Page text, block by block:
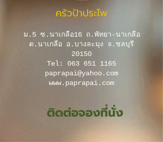
ครัวป้าประไพ
ม.5 ซ.นาเกลือ16 ถ.พัทยา-นาเกลือ
ต.นาเกลือ อ.บางละมุง จ.ชลบุรี
20150
Tel: 063 651 1165
paprapai@yahoo.com
www.paprapai.com
ติดต่อจองที่นั่ง